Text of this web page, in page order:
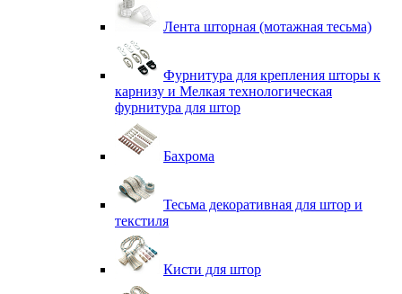
Лента шторная (мотажная тесьма)
Фурнитура для крепления шторы к
карнизу и Мелкая технологическая
фурнитура для штор
Бахрома
Тесьма декоративная для штор и
текстиля
Кисти для штор